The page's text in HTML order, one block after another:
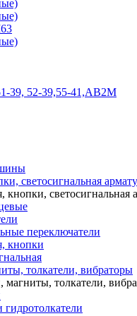
39, 52-39,55-41,АВ2М
светосигнальная
светосигнальная
переключатели
кнопки
толкатели, вибраторы
магниты, толкатели,